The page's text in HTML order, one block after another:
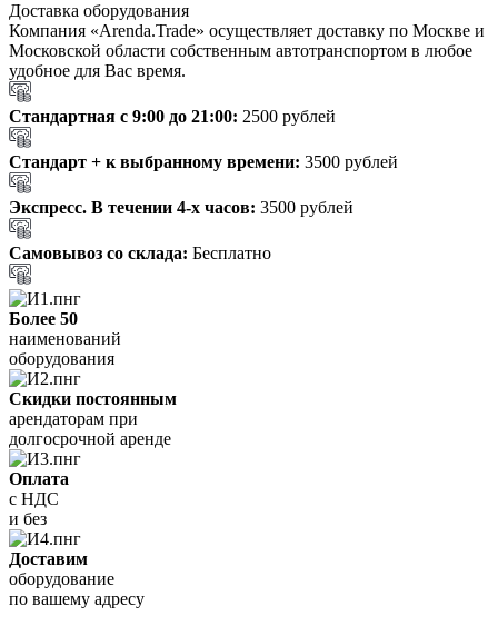
Доставка оборудования
Компания «Arenda.Trade» осуществляет доставку по Москве и
Московской области собственным автотранспортом в любое
удобное для Вас время.
Стандартная с 9:00 до 21:00: 2500 рублей
Стандарт + к выбранному времени: 3500 рублей
Экспресс. В течении 4-х часов: 3500 рублей
Самовывоз со склада: Бесплатно
Более 50
наименований
оборудования
Скидки постоянным
арендаторам при
долгосрочной аренде
Оплата
с НДС
и без
Доставим
оборудование
по вашему адресу